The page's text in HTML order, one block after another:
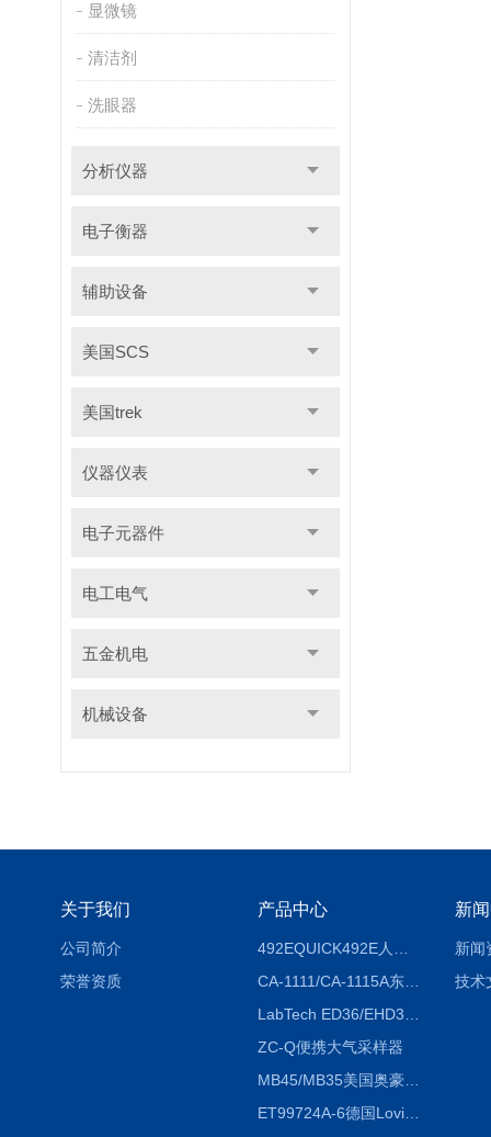
显微镜
清洁剂
洗眼器
分析仪器
电子衡器
辅助设备
美国SCS
美国trek
仪器仪表
电子元器件
电工电气
五金机电
机械设备
关于我们
公司简介
荣誉资质
产品中心
CA-1111/CA-1115A东京理化EYELA CA-1111/CA-1115A冷却水循环装置
ZC-Q便携大气采样器
MB45/MB35美国奥豪斯OHAUS MB45/MB35卤素红外水分测定仪
ET99724A-6德国Lovibond ET99724A-6微电脑BOD测定仪
新
新闻
技术